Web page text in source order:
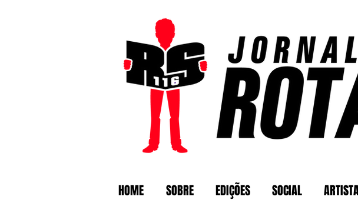
HOME SOBRE EDIÇÕES SOCIAL